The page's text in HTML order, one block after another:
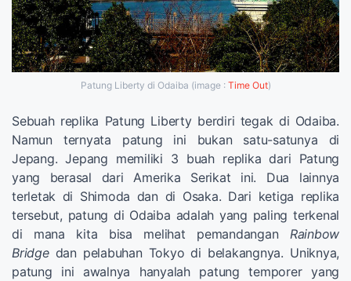
Patung Liberty di Odaiba (image : Time Out)
Sebuah replika Patung Liberty berdiri tegak di Odaiba.
Namun ternyata patung ini bukan satu-satunya di
Jepang. Jepang memiliki 3 buah replika dari Patung
yang berasal dari Amerika Serikat ini. Dua lainnya
terletak di Shimoda dan di Osaka. Dari ketiga replika
tersebut, patung di Odaiba adalah yang paling terkenal
di mana kita bisa melihat pemandangan Rainbow
Bridge dan pelabuhan Tokyo di belakangnya. Uniknya,
patung ini awalnya hanyalah patung temporer yang